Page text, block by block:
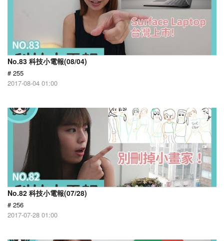
No.83 科技小電報(08/04)
# 255
2017-08-04 01:00
No.82 科技小電報(07/28)
# 256
2017-07-28 01:00